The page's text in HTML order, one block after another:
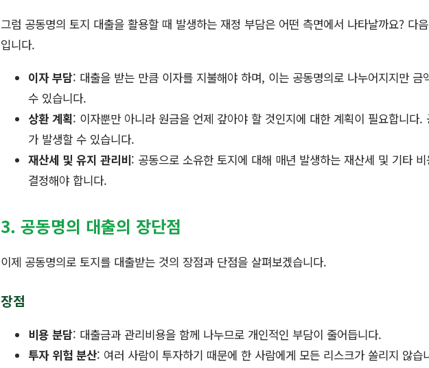
그럼 공동명의 토지 대출을 활용할 때 발생하는 재정 부담은 어떤 측면에서 나타날까요? 다
입니다.
이자 부담: 대출을 받는 만큼 이자를 지불해야 하며, 이는 공동명의로 나누어지지만 금
수 있습니다.
상환 계획: 이자뿐만 아니라 원금을 언제 갚아야 할 것인지에 대한 계획이 필요합니다.
가 발생할 수 있습니다.
재산세 및 유지 관리비: 공동으로 소유한 토지에 대해 매년 발생하는 재산세 및 기타
결정해야 합니다.
3. 공동명의 대출의 장단점
이제 공동명의로 토지를 대출받는 것의 장점과 단점을 살펴보겠습니다.
장점
비용 분담: 대출금과 관리비용을 함께 나누므로 개인적인 부담이 줄어듭니다.
투자 위험 분산: 여러 사람이 투자하기 때문에 한 사람에게 모든 리스크가 쏠리지 않습